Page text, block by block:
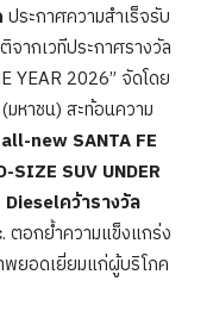
ประกาศความสำเร็จรับ
ากเวทีประกาศรางวัล
YEAR 2026” จัดโดย
หาชน) สะท้อนความ
new SANTA FE
SIZE SUV UNDER
คว้ารางวัล
. ตอกย้ำความแข็งแกร่ง
ยอดเยี่ยมแก่ผู้บริโภค